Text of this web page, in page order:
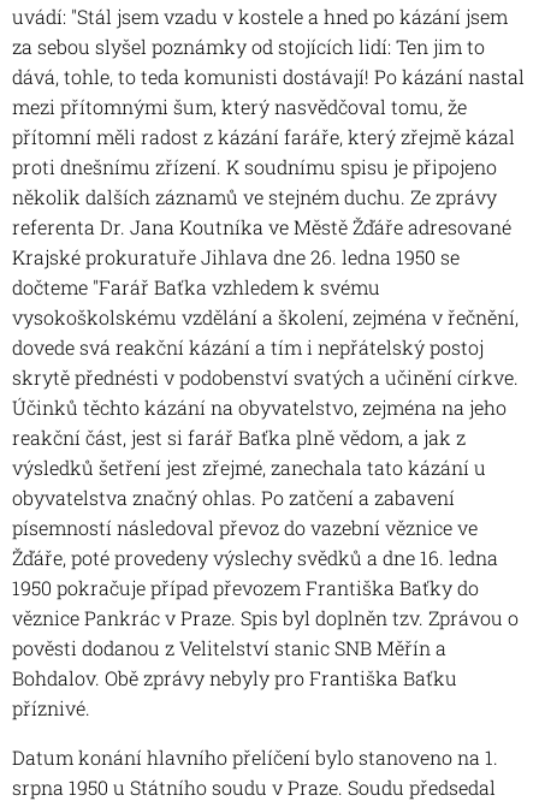
uvádí: "Stál jsem vzadu v kostele a hned po kázání jsem
za sebou slyšel poznámky od stojících lidí: Ten jim to
dává, tohle, to teda komunisti dostávají! Po kázání nastal
mezi přítomnými šum, který nasvědčoval tomu, že
přítomní měli radost z kázání faráře, který zřejmě kázal
proti dnešnímu zřízení. K soudnímu spisu je připojeno
několik dalších záznamů ve stejném duchu. Ze zprávy
referenta Dr. Jana Koutníka ve Městě Žďáře adresované
Krajské prokuratuře Jihlava dne 26. ledna 1950 se
dočteme "Farář Baťka vzhledem k svému
vysokoškolskému vzdělání a školení, zejména v řečnění,
dovede svá reakční kázání a tím i nepřátelský postoj
skrytě přednésti v podobenství svatých a učinění církve.
Účinků těchto kázání na obyvatelstvo, zejména na jeho
reakční část, jest si farář Baťka plně vědom, a jak z
výsledků šetření jest zřejmé, zanechala tato kázání u
obyvatelstva značný ohlas. Po zatčení a zabavení
písemností následoval převoz do vazební věznice ve
Žďáře, poté provedeny výslechy svědků a dne 16. ledna
1950 pokračuje případ převozem Františka Baťky do
věznice Pankrác v Praze. Spis byl doplněn tzv. Zprávou o
pověsti dodanou z Velitelství stanic SNB Měřín a
Bohdalov. Obě zprávy nebyly pro Františka Baťku
příznivé.
Datum konání hlavního přelíčení bylo stanoveno na 1.
srpna 1950 u Státního soudu v Praze. Soudu předsedal